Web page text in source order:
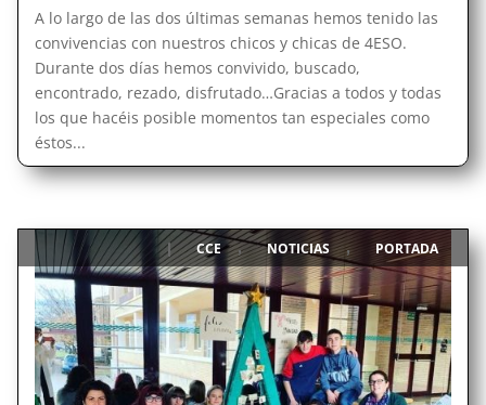
A lo largo de las dos últimas semanas hemos tenido las
convivencias con nuestros chicos y chicas de 4ESO.
Durante dos días hemos convivido, buscado,
encontrado, rezado, disfrutado…Gracias a todos y todas
los que hacéis posible momentos tan especiales como
éstos...
| CCE , NOTICIAS , PORTADA